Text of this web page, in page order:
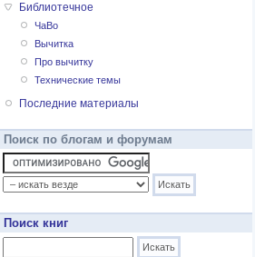
Библиотечное
ЧаВо
Вычитка
Про вычитку
Технические темы
Последние материалы
Поиск по блогам и форумам
Поиск книг